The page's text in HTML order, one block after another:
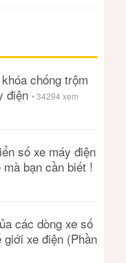
chống trộm
điện • 34294 xem
số xe máy điện
bạn cần biết !
các dòng xe số
xe điện (Phần